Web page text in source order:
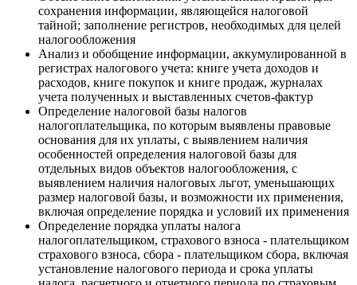
сохранения информации, являющейся налоговой
тайной; заполнение регистров, необходимых для целей
налогообложения
Анализ и обобщение информации, аккумулированной в
регистрах налогового учета: книге учета доходов и
расходов, книге покупок и книге продаж, журналах
учета полученных и выставленных счетов-фактур
Определение налоговой базы налогов
налогоплательщика, по которым выявлены правовые
основания для их уплаты, с выявлением наличия
особенностей определения налоговой базы для
отдельных видов объектов налогообложения, с
выявлением наличия налоговых льгот, уменьшающих
размер налоговой базы, и возможности их применения,
включая определение порядка и условий их применения
Определение порядка уплаты налога
налогоплательщиком, страхового взноса - плательщиком
страхового взноса, сбора - плательщиком сбора, включая
установление налогового периода и срока уплаты